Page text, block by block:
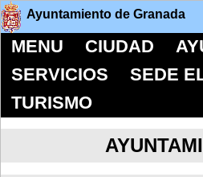
Ayuntamiento de Granada
MENU CIUDAD
SERVICIOS
SEDE
TURISMO